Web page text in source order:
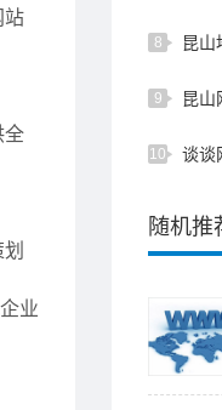
站
全
业
8 昆山
9 昆山
网站
10 谈谈
随机推